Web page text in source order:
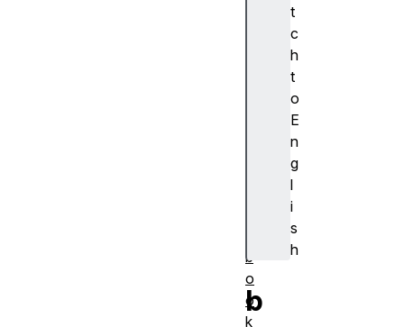
t
c
h
t
o
E
n
g
l
i
s
h
b
b
o
o
k